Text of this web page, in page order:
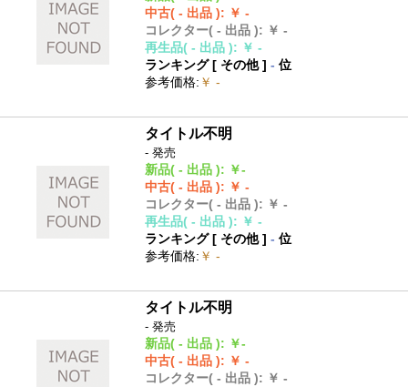
中古( - 出品 ): ￥ -
コレクター( - 出品 ): ￥ -
再生品( - 出品 ): ￥ -
ランキング [ その他]- 位
参考価格: ￥ -
タイトル不明
- 発売
新品( - 出品 ): ￥-
中古( - 出品 ): ￥ -
コレクター( - 出品 ): ￥ -
再生品( - 出品 ): ￥ -
ランキング [ その他]- 位
参考価格: ￥ -
タイトル不明
- 発売
新品( - 出品 ): ￥-
中古( - 出品 ): ￥ -
コレクター( - 出品 ): ￥ -